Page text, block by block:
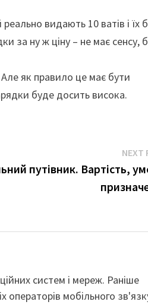
видають 10 ватів і їх
за ну ж ціну – не має сенсу,
як правило це має бути
буде досить висока.
NEXT
путівник. Вартість,
систем і мереж. Раніше
операторів мобільного